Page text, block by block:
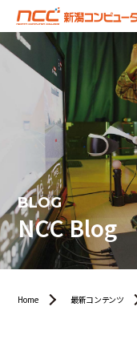
BLOG
NCC Blog
Home 最新コンテンツ